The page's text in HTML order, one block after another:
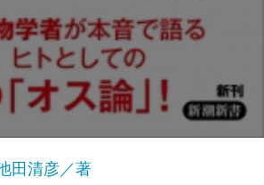
田清彦／著